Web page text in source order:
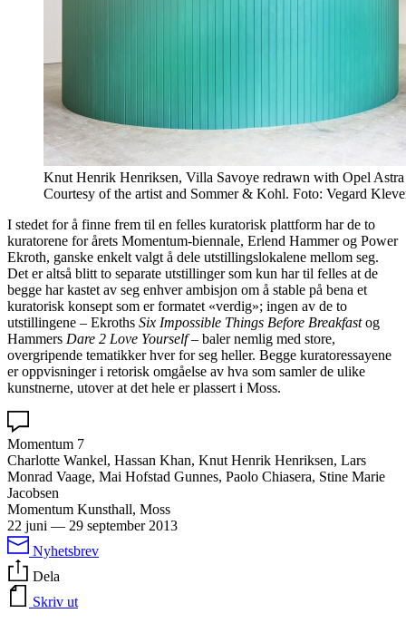
Knut Henrik Henriksen, Villa Savoye redrawn with Opel
Courtesy of the artist and Sommer & Kohl. Foto: Vegard
I stedet for å finne frem til en felles kuratorisk plattform har de to
kuratorene for årets Momentum-biennale, Erlend Hammer og Power
Ekroth, ganske enkelt valgt å dele utstillingslokalene mellom seg.
Det er altså blitt to separate utstillinger som kun har til felles at de
begge har kastet av seg enhver ambisjon om å stable på bena et
kuratorisk konsept som er formatet «verdig»; ingen av de to
utstillingene – Ekroths Six Impossible Things Before Breakfastog
Hammers Dare 2 Love Yourself– baler nemlig med store,
overgripende tematikker hver for seg heller. Begge kuratoressayene
er oppvisninger i retorisk omgåelse av hva som samler de ulike
kunstnerne, utover at det hele er plassert i Moss.
Momentum 7
Charlotte Wankel, Hassan Khan, Knut Henrik Henriksen, Lars
Monrad Vaage, Mai Hofstad Gunnes, Paolo Chiasera, Stine Marie
Jacobsen
Momentum Kunsthall, Moss
22 juni — 29 september 2013
Nyhetsbrev
Dela
Skriv ut